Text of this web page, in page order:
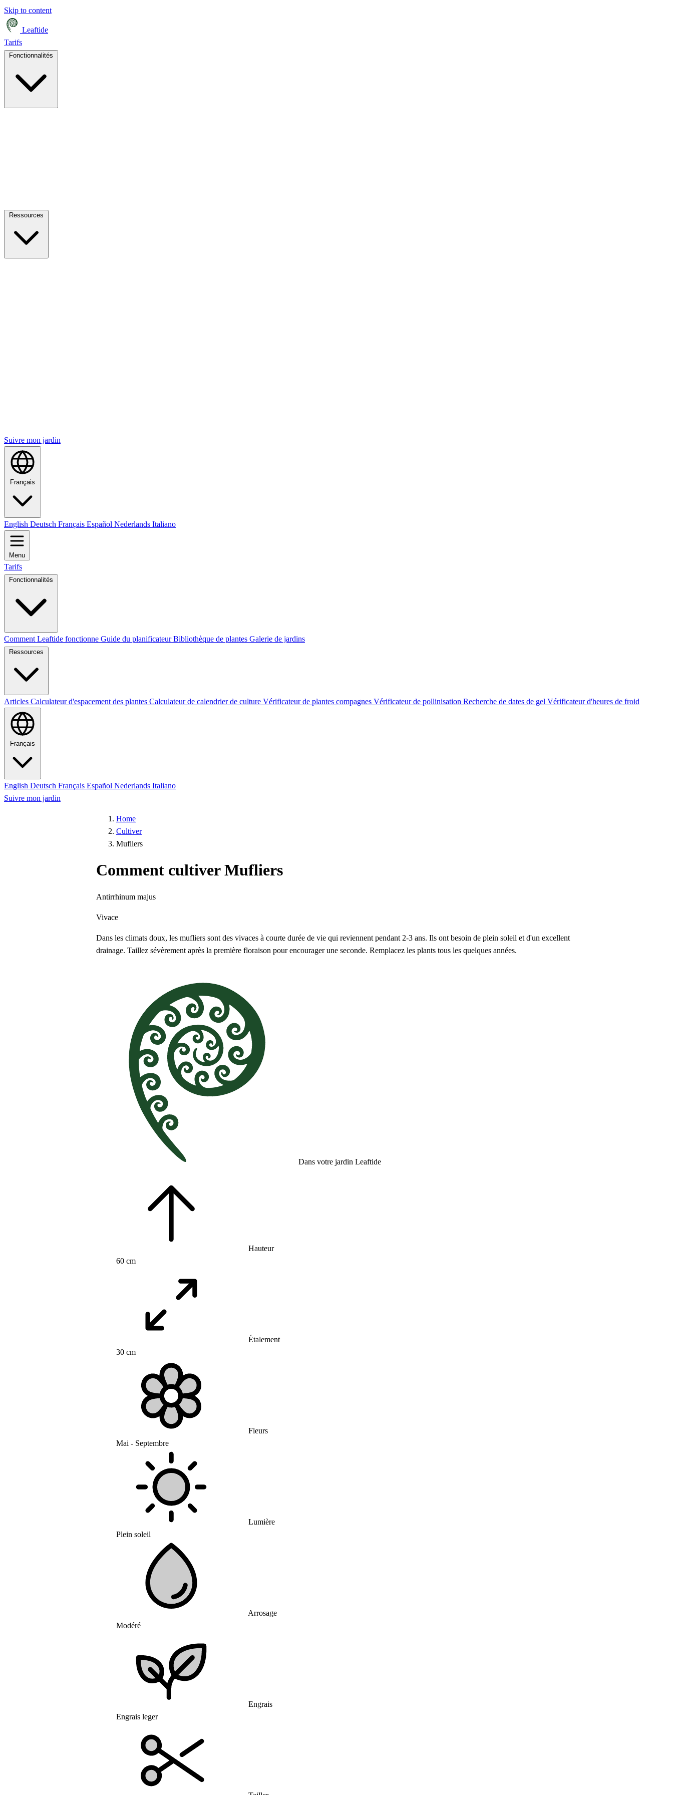
Skip to content
Leaftide
Tarifs
Suivre mon jardin
Français
English Deutsch Français Español Nederlands Italiano
Menu
Tarifs
Fonctionnalités
Comment Leaftide fonctionne Guide du planificateurBibliothèque de plantes Galerie de jardins
Ressources
Articles Calculateur d'espacement des plantes Calculateur de calendrier de culture Vérificateur de plantes compagnes Vérificateur de pollinisation Recherche de dates de gel Vérificateur d'heures de froid
Français
English Deutsch Français Español Nederlands Italiano
Suivre mon jardin
Home
Cultiver
Mufliers
Comment cultiver Mufliers
Antirrhinum majus
Vivace
Dans les climats doux, les mufliers sont des vivaces à courte durée de vie qui reviennent pendant 2-3 ans. Ils ont besoin de plein soleil et d'un excellent
drainage. Taillez sévèrement après la première floraison pour encourager une seconde. Remplacez les plants tous les quelques années.
Dans votre jardin Leaftide
Hauteur
60 cm
Étalement
30 cm
Fleurs
Mai - Septembre
Lumière
Plein soleil
Arrosage
Modéré
Engrais
Engrais leger